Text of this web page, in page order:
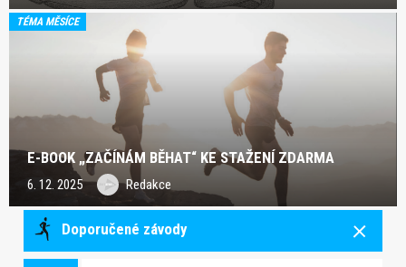
TÉMA MĚSÍCE
E-BOOK „ZAČÍNÁM BĚHAT“ KE STAŽENÍ ZDARMA
6. 12. 2025 Redakce
Doporučené závody